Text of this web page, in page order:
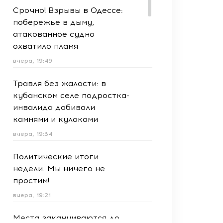
Срочно! Взрывы в Одессе:
побережье в дыму,
атакованное судно
охватило пламя
вчера, 19:49
Травля без жалости: в
кубанском селе подростка-
инвалида добивали
камнями и кулаками
вчера, 19:34
Политические итоги
недели. Мы ничего не
простим!
вчера, 19:21
Места заканчиваются до